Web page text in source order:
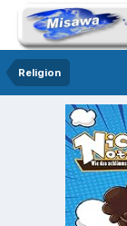
Religion